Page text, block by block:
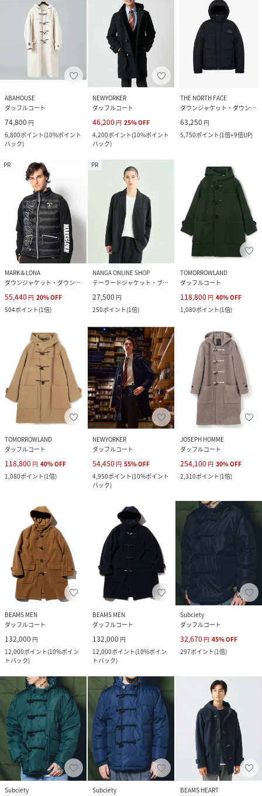
ABAHOUSE
ダッフルコート
74,800 円
6,800ポイント(10%ポイント
バック)
NEWYORKER
ダッフルコート
46,200 円 25%OFF
4,200ポイント(10%ポイント
バック)
THE NORTH FACE
ダウンジャケット・ダウンベスト
63,250 円
5,750ポイント(1倍+9倍UP)
PR
MARK＆LONA
ダウンジャケット・ダウンベスト
55,440 円 20%OFF
504ポイント(1倍)
PR
NANGA ONLINE SHOP
テーラードジャケット・ブレザー
27,500 円
250ポイント(1倍)
TOMORROWLAND
ダッフルコート
118,800 円 40%OFF
1,080ポイント(1倍)
TOMORROWLAND
ダッフルコート
118,800 円 40%OFF
1,080ポイント(1倍)
NEWYORKER
ダッフルコート
54,450 円 55%OFF
4,950ポイント(10%ポイント
バック)
JOSEPH HOMME
ダッフルコート
254,100 円 30%OFF
2,310ポイント(1倍)
BEAMS MEN
ダッフルコート
132,000 円
12,000ポイント(10%ポイン
トバック)
BEAMS MEN
ダッフルコート
132,000 円
12,000ポイント(10%ポイン
トバック)
Subciety
ダッフルコート
32,670 円 45%OFF
297ポイント(1倍)
Subciety
Subciety
BEAMS HEART